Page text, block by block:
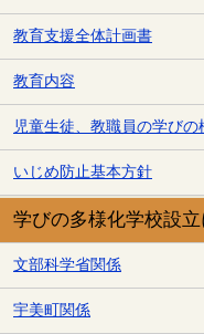
教育支援全体計画書
教育内容
児童生徒、教職員の学びの
いじめ防止基本方針
学びの多様化学校設
文部科学省関係
宇美町関係